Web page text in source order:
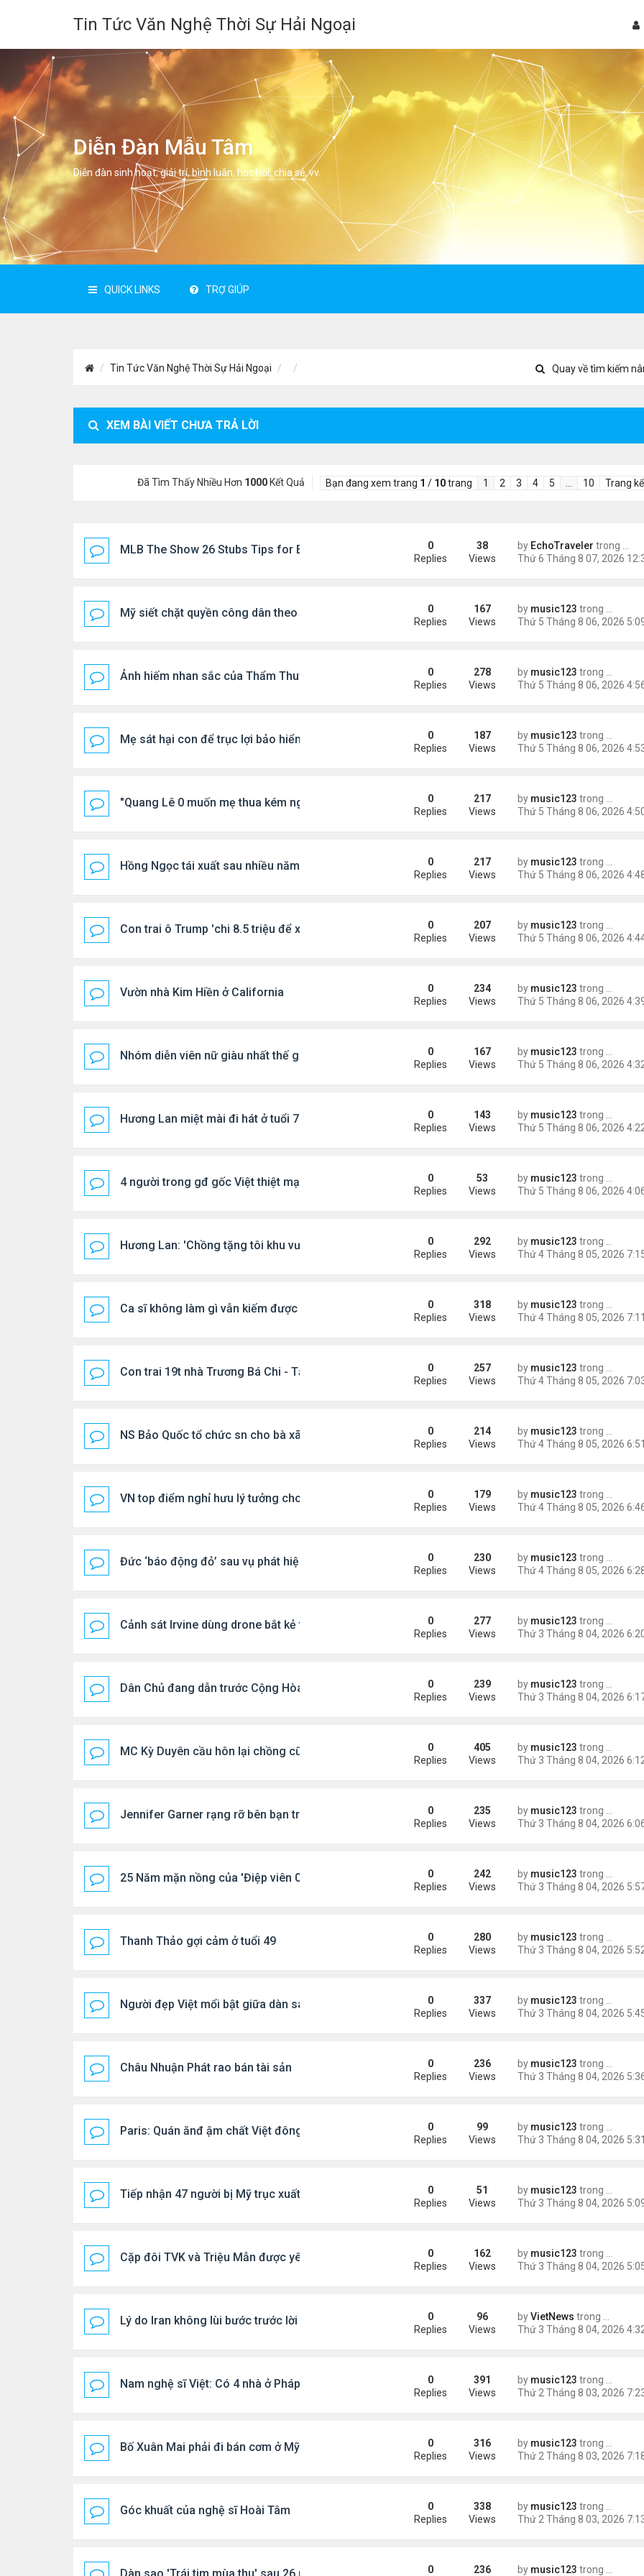
Tin Tức Văn Nghệ Thời Sự Hải Ngoại
Diễn Đàn Mẫu Tâm
Diễn đàn sinh hoạt, giải trí, bình luân, học hỏi, chia sẻ, vv.
QUICK LINKS TRỢ GIÚP
Tin Tức Văn Nghệ Thời Sự Hải Ngoại Quay về tìm kiếm
XEM BÀI VIẾT CHƯA TRẢ LỜI
Đã Tìm Thấy Nhiều Hơn 1000Kết Quả Bạn đang xem trang 1 / 10trang 1 2 3 4 5 10 Trang
MLB The Show 26 Stubs Tips for Efficient Marketplace Trading Decisions by EchoTraveler trong
Tin
0
Replies
38
Views
Mỹ siết chặt quyền công dân theo nơi sinh, mở rộng chống “du lịch sinh con”by music123 trong
Tin
0
Replies
167
Views
Ảnh hiếm nhan sắc của Thẩm Thuý Hằng by music123 trong
0
Replies
278
Views
Mẹ sát hại con để trục lợi bảo hiểm by music123 trong
0
Replies
187
Views
"Quang Lê 0 muốn mẹ thua kém người khác" by music123 trong
0
Replies
217
Views
Hồng Ngọc tái xuất sau nhiều năm ở ẩn by music123 trong
0
Replies
217
Views
Con trai ô Trump 'chi 8.5 triệu để xóa ràng buộc với vị hôn thê cũ by music123 trong
0
Replies
207
Views
Vườn nhà Kim Hiền ở California by music123 trong
0
Replies
234
Views
Nhóm diễn viên nữ giàu nhất thế giới by music123 trong
0
Replies
167
Views
Hương Lan miệt mài đi hát ở tuổi 70 by music123 trong
0
Replies
143
Views
4 người trong gđ gốc Việt thiệt mạng vì tai nạn xe hơi by music123 trong
0
Replies
53
Views
Hương Lan: 'Chồng tặng tôi khu vườn tình yêu' by music123 trong
0
Replies
292
Views
Ca sĩ không làm gì vẫn kiếm được 400 triệu đồng/tháng by music123 trong
0
Replies
318
Views
Con trai 19t nhà Trương Bá Chi - Tạ Đình Phong by music123 trong
0
Replies
257
Views
NS Bảo Quốc tổ chức sn cho bà xã by music123 trong
0
Replies
214
Views
VN top điểm nghỉ hưu lý tưởng cho người Mỹ by music123 trong
0
Replies
179
Views
Đức ‘báo động đỏ’ sau vụ phát hiện UAV mang chất nổ ở sân bay by music123 trong
0
Replies
230
Views
Cảnh sát Irvine dùng drone bắt kẻ trộm trong Walmart by music123 trong
0
Replies
277
Views
Dân Chủ đang dẫn trước Cộng Hòa trong các cuộc thăm dò dư luận by music123 trong
0
Replies
239
Views
MC Kỳ Duyên cầu hôn lại chồng cũ by music123 trong
0
Replies
405
Views
Jennifer Garner rạng rỡ bên bạn trai kém 6 tuổi by music123 trong
0
Replies
235
Views
25 Năm mặn nồng của 'Điệp viên 007' by music123 trong
0
Replies
242
Views
Thanh Thảo gợi cảm ở tuổi 49 by music123 trong
0
Replies
280
Views
Người đẹp Việt mổi bật giữa dàn sao châu Á by music123 trong
0
Replies
337
Views
Châu Nhuận Phát rao bán tài sản by music123 trong
0
Replies
236
Views
Paris: Quán ănđ ậm chất Việt đông kín khách chờ by music123 trong
0
Replies
99
Views
Tiếp nhận 47 người bị Mỹ trục xuất, Công an khuyến cáo by music123 trong
0
Replies
51
Views
Cặp đôi TVK và Triệu Mẫn được yêu thích nhất by music123 trong
0
Replies
162
Views
Lý do Iran không lùi bước trước lời đe dọa của ông Trump byVietNews trong
0
Replies
96
Views
Nam nghệ sĩ Việt: Có 4 nhà ở Pháp, sống gần tháp Eiffel... by music123 trong
0
Replies
391
Views
Bố Xuân Mai phải đi bán cơm ở Mỹ by music123 trong
0
Replies
316
Views
Góc khuất của nghệ sĩ Hoài Tâm by music123 trong
0
Replies
338
Views
by music123 trong
0 236